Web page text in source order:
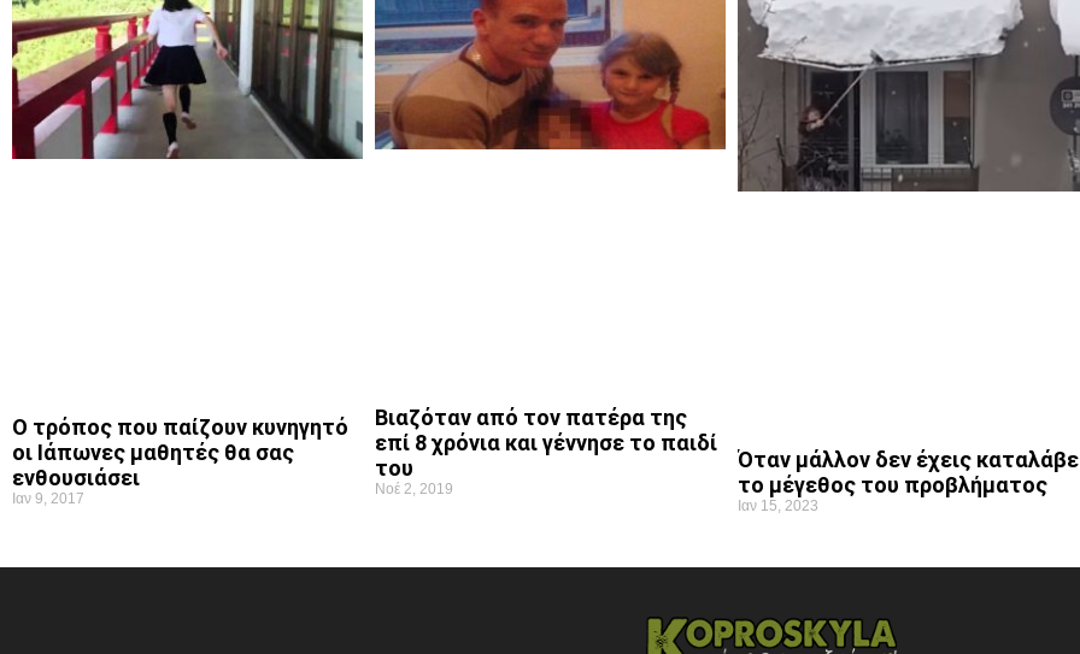
Ο τρόπος που παίζουν κυνηγητό
οι Ιάπωνες μαθητές θα σας
ενθουσιάσει
Ιαν 9, 2017
Βιαζόταν από τον πατέρα της
επί 8 χρόνια και γέννησε το παιδί
του
Νοέ 2, 2019
Όταν μάλλον δεν έχεις
το μέγεθος του προβλήματος
Ιαν 15, 2023